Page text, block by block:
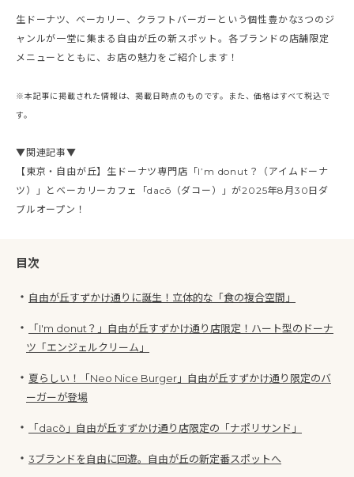
生ドーナツ、ベーカリー、クラフトバーガーという個性豊かな3つのジ
ャンルが一堂に集まる自由が丘の新スポット。各ブランドの店舗限定
メニューとともに、お店の魅力をご紹介します！
※本記事に掲載された情報は、掲載日時点のものです。また、価格はすべて税込で
す。
▼関連記事▼
【東京・自由が丘】生ドーナツ専門店「I’m donut？（アイムドーナ
ツ）」とベーカリーカフェ「dacō（ダコー）」が2025年8月30日ダ
ブルオープン！
目次
・ 自由が丘すずかけ通りに誕生！立体的な「食の複合空間」
・
「I'm donut？」自由が丘すずかけ通り店限定！ハート型のドーナ
ツ「エンジェルクリーム」
・ 夏らしい！「Neo Nice Burger」自由が丘すずかけ通り限定のバ
ーガーが登場
・ 「dacō」自由が丘すずかけ通り店限定の「ナポリサンド」
・ 3ブランドを自由に回遊。自由が丘の新定番スポットへ